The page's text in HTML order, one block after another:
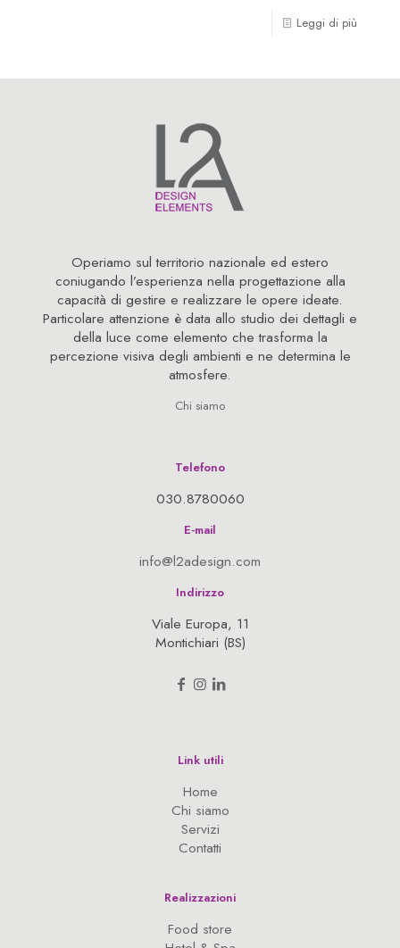
Leggi di più
Operiamo sul territorio nazionale ed estero
coniugando l’esperienza nella progettazione alla
capacità di gestire e realizzare le opere ideate.
Particolare attenzione è data allo studio dei dettagli e
della luce come elemento che trasforma la
percezione visiva degli ambienti e ne determina le
atmosfere.
Chi siamo
Telefono
030.8780060
E-mail
info@l2adesign.com
Indirizzo
Viale Europa, 11
Montichiari (BS)
Link utili
Home
Chi siamo
Servizi
Contatti
Realizzazioni
Food store